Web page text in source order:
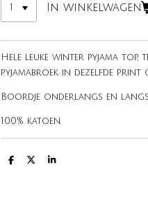
In winkelwagen
Hele leuke winter pyjama top,
pyjamabroek in dezelfde print
Boordje onderlangs en langs
100% katoen.
D
D
S